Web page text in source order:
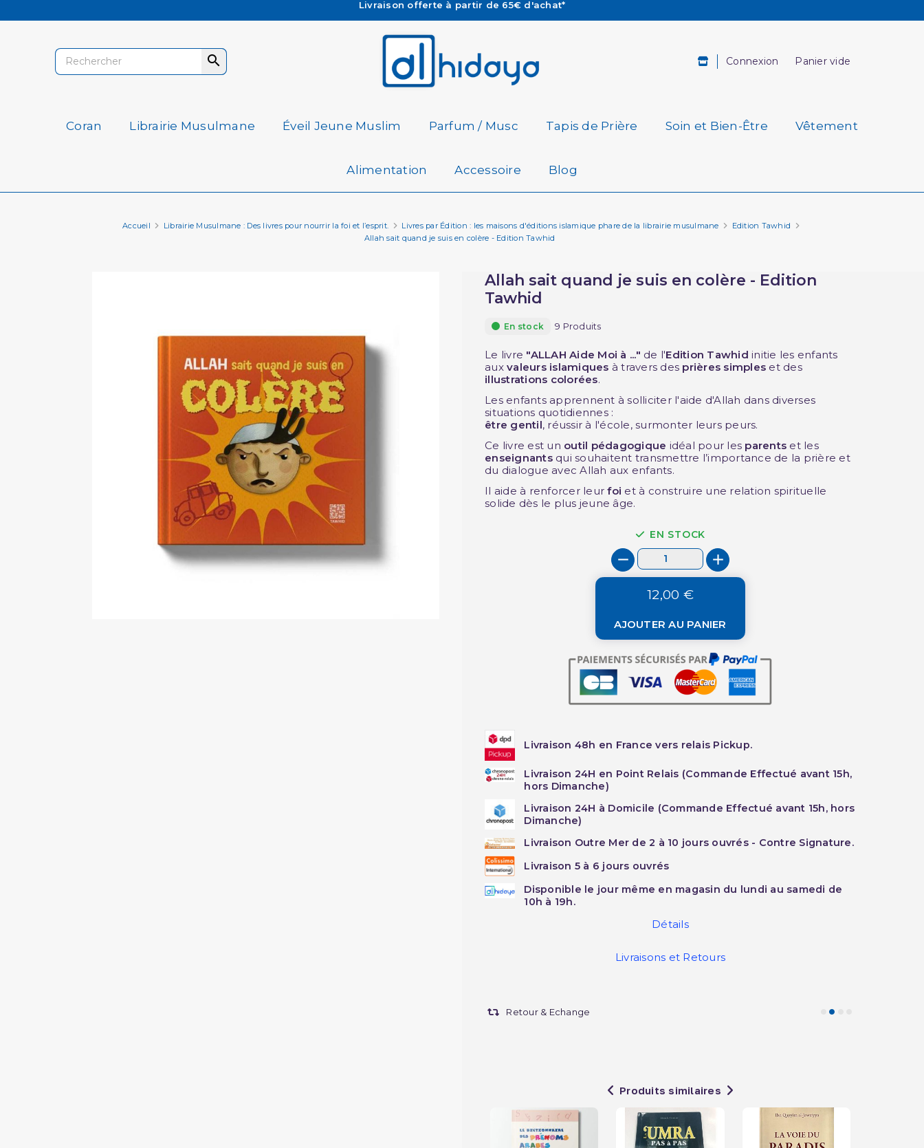
Les Commandes passées avant 15h (lun au Vend)
Besoin d'aide ? Retrouvez notre FAQ
Livraison offerte à partir de 65€ d'achat*
 Connexion Panier vide
Coran Librairie Musulmane Éveil Jeune Muslim Parfum / Musc Tapis de Prière Soin et Bien-Être Vêtement
Alimentation Accessoire Blog
Accueil Librairie Musulmane : Des livres pour nourrir la foi et l’esprit. Livres par Édition : les maisons d'éditions islamique phare de la librairie musulmane
Edition Tawhid
Allah sait quand je suis en colère - Edition Tawhid
Allah sait quand je suis en colère - Edition
Tawhid
En stock 9 Produits
Le livre "ALLAH Aide Moi à ..." de l'Edition Tawhid initie les enfants
aux valeurs islamiques à travers des prières simples et des
illustrations colorées.
Les enfants apprennent à solliciter l'aide d'Allah dans diverses
situations quotidiennes :
être gentil, réussir à l'école, surmonter leurs peurs.
Ce livre est un outil pédagogique idéal pour les parents et les
enseignantsqui souhaitent transmettre l’importance de la prière et
du dialogue avec Allah aux enfants.
Il aide à renforcer leurfoi et à construire une relation spirituelle
solide dès le plus jeune âge.
EN STOCK
12,00 €
AJOUTER AU PANIER
Livraison 48h en France vers relais Pickup.
Livraison 24H en Point Relais (Commande Effectué avant 15h,
hors Dimanche)
Livraison 24H à Domicile (Commande Effectué avant 15h, hors
Dimanche)
Livraison Outre Mer de 2 à 10 jours ouvrés - Contre Signature.
Livraison 5 à 6 jours ouvrés
Disponible le jour même en magasin du lundi au samedi de
10h à 19h.
Détails
Livraisons et Retours
Retour & Echange
Produits similaires